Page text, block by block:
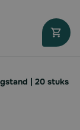
| 20 stuks